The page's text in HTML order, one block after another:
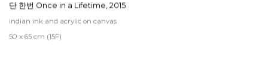
단 한번 Once in a Lifetime, 2015
indian ink and acrylic on canvas
50 x 65 cm (15F)